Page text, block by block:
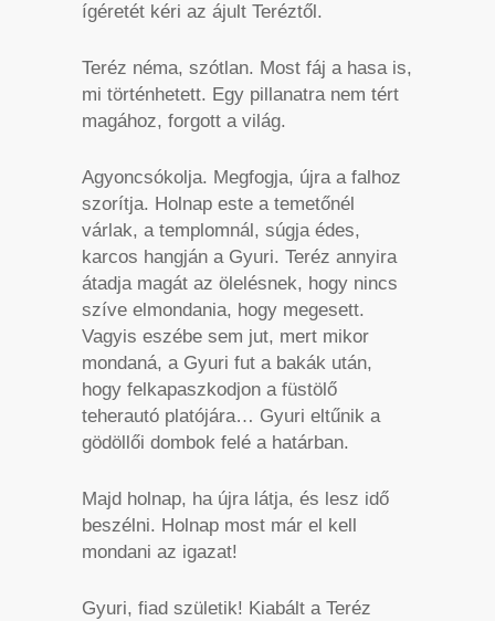
ígéretét kéri az ájult Teréztől.
Teréz néma, szótlan. Most fáj a hasa is,
mi történhetett. Egy pillanatra nem tért
magához, forgott a világ.
Agyoncsókolja. Megfogja, újra a falhoz
szorítja. Holnap este a temetőnél
várlak, a templomnál, súgja édes,
karcos hangján a Gyuri. Teréz annyira
átadja magát az ölelésnek, hogy nincs
szíve elmondania, hogy megesett.
Vagyis eszébe sem jut, mert mikor
mondaná, a Gyuri fut a bakák után,
hogy felkapaszkodjon a füstölő
teherautó platójára… Gyuri eltűnik a
gödöllői dombok felé a határban.
Majd holnap, ha újra látja, és lesz idő
beszélni. Holnap most már el kell
mondani az igazat!
Gyuri, fiad születik! Kiabált a Teréz